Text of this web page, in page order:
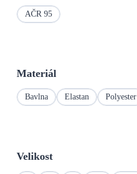
AČR 95
Materiál
Bavlna Elastan Polyester
Velikost